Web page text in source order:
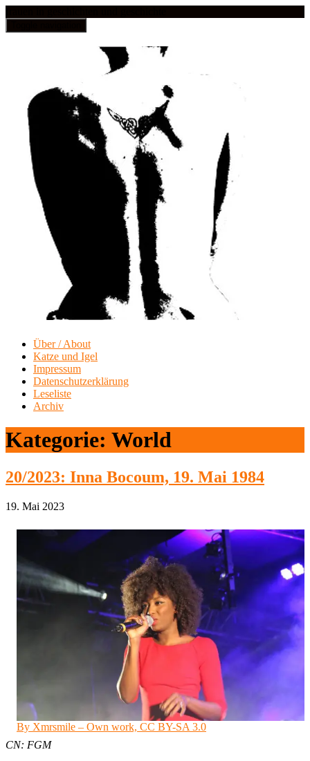
Über / About
Katze und Igel
Impressum
Datenschutzerklärung
Leseliste
Archiv
Kategorie: World
20/2023: Inna Bocoum, 19. Mai 1984
19. Mai 2023
By Xmrsmile – Own work, CC BY-SA 3.0
CN: FGM